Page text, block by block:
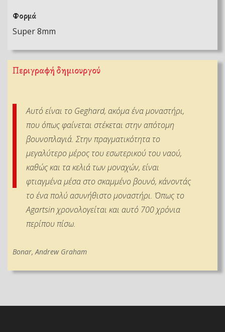
Φορμά
Super 8mm
Περιγραφή δημιουργού
Αυτό είναι το Geghard, ακόμα ένα μοναστήρι,
που όπως φαίνεται στέκεται στην απότομη
βουνοπλαγιά. Στην πραγματικότητα το
μεγαλύτερο μέρος του εσωτερικού του ναού,
καθώς και τα κελιά των μοναχών, είναι
φτιαγμένα μέσα στο σκαμμένο βουνό, κάνοντάς
το ένα πολύ ασυνήθιστο μοναστήρι. Όπως το
Agartsin χρονολογείται και αυτό 700 χρόνια
περίπου πίσω.
Bonar, Andrew Graham